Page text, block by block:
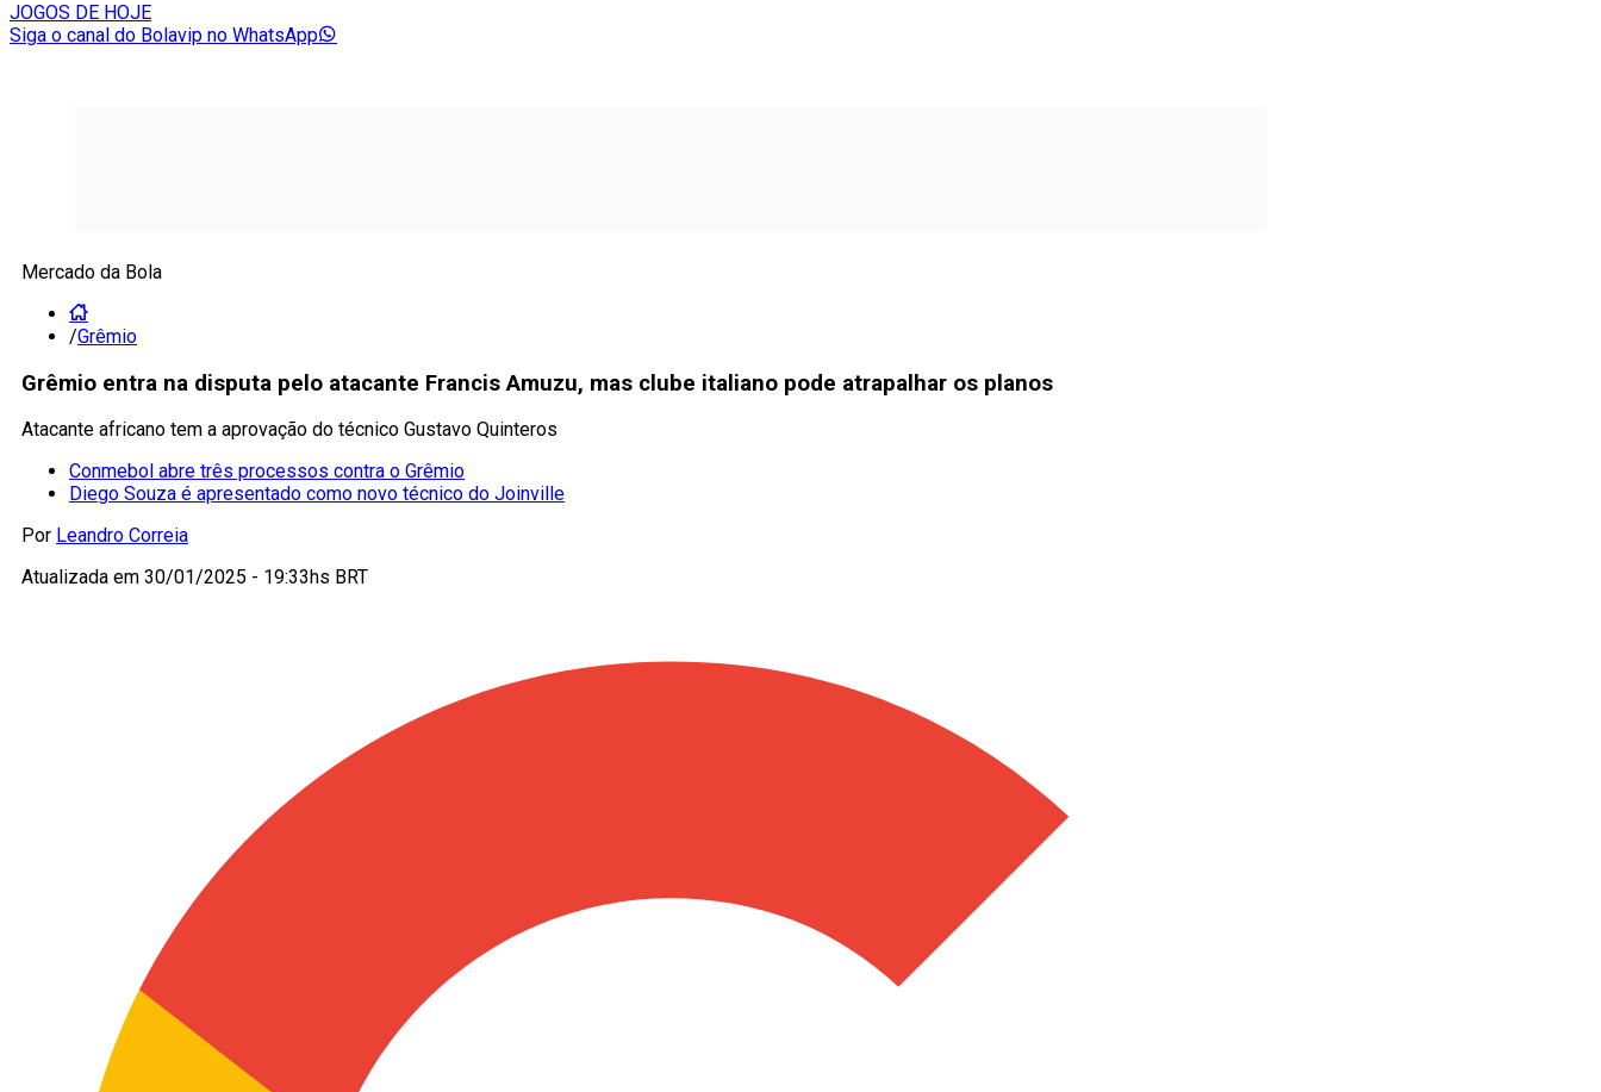
JOGOS DE HOJE
Siga o canal do Bolavip no WhatsApp
Mercado da Bola
/Grêmio
Grêmio entra na disputa pelo atacante Francis Amuzu, mas clube italiano pode atrapalhar os planos
Atacante africano tem a aprovação do técnico Gustavo Quinteros
Conmebol abre três processos contra o Grêmio
Diego Souza é apresentado como novo técnico do Joinville
Por Leandro Correia
Atualizada em 30/01/2025 - 19:33hs BRT